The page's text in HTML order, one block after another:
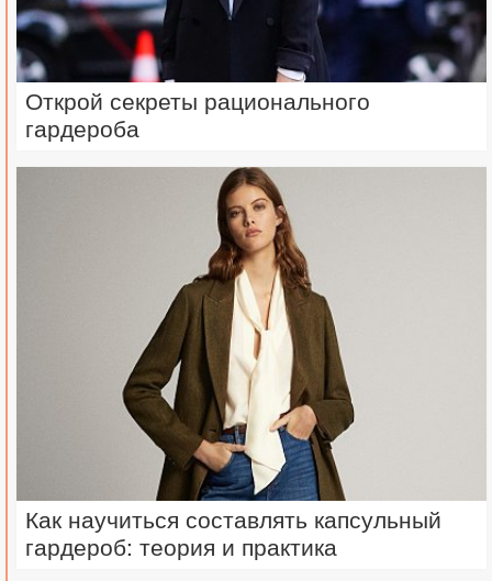
Открой секреты рационального
гардероба
Как научиться составлять капсульный
гардероб: теория и практика